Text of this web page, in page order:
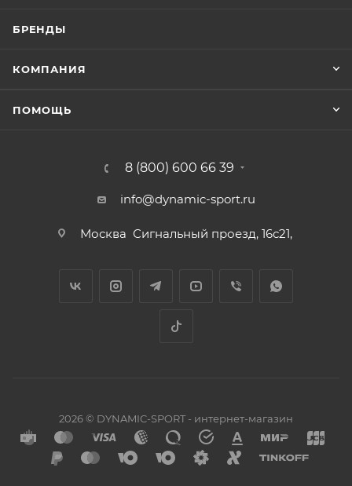
БРЕНДЫ
КОМПАНИЯ
ПОМОЩЬ
8 (800) 600 66 39
info@dynamic-sport.ru
Москва Сигнальный проезд, 16с21,
2026 © DYNAMIC-SPORT - интернет-магазин